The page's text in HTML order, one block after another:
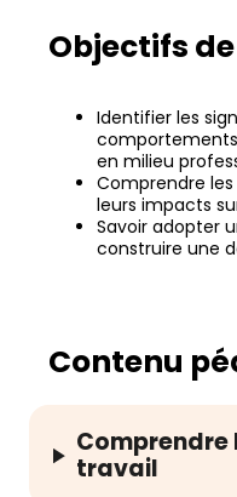
Objectifs
Identifier les
en milieu
Comprendre
leurs impacts
Savoir adopter
construire une
Contenu
travail